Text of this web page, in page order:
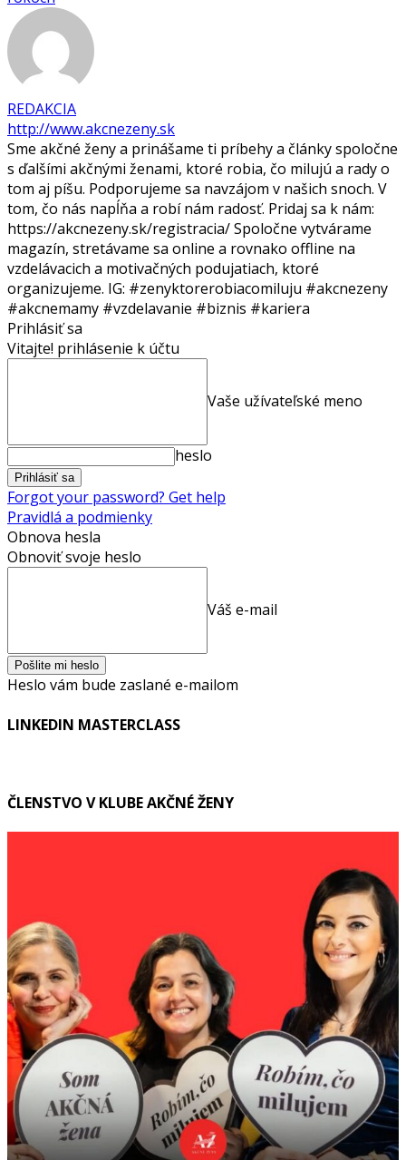
REDAKCIA
http://www.akcnezeny.sk
Sme akčné ženy a prinášame ti príbehy a články spoločne
s ďalšími akčnými ženami, ktoré robia, čo milujú a rady o
tom aj píšu. Podporujeme sa navzájom v našich snoch. V
tom, čo nás napĺňa a robí nám radosť. Pridaj sa k nám:
https://akcnezeny.sk/registracia/ Spoločne vytvárame
magazín, stretávame sa online a rovnako offline na
vzdelávacich a motivačných podujatiach, ktoré
organizujeme. IG: #zenyktorerobiacomiluju #akcnezeny
#akcnemamy #vzdelavanie #biznis #kariera
Prihlásiť sa
Vitajte! prihlásenie k účtu
Vaše užívateľské meno
heslo
Forgot your password? Get help
Pravidlá a podmienky
Obnova hesla
Obnoviť svoje heslo
Váš e-mail
Heslo vám bude zaslané e-mailom
LINKEDIN MASTERCLASS
ČLENSTVO V KLUBE AKČNÉ ŽENY